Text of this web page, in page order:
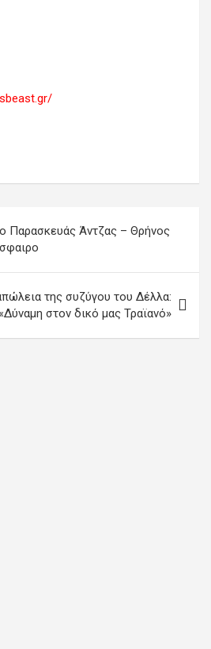
Παρασκευάς Άντζας – Θρήνος
της συζύγου του Δέλλα:
«Δύναμη στον δικό μας Τραϊανό»